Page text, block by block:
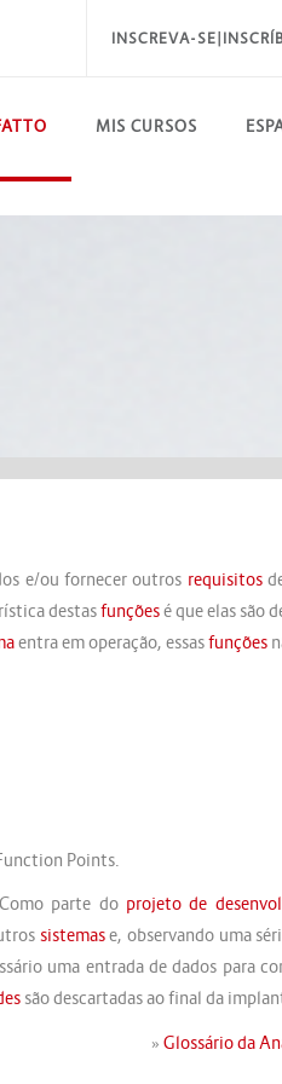
INSCREVA-
MIS CURSOS
e/ou fornecer outros requisitos
destasfunçõesé que elas são
entra em operação, essasfunções
Points.
parte do projeto de
sistemase, observando uma
uma entrada de dados para
são descartadas ao final da
»Glossário da